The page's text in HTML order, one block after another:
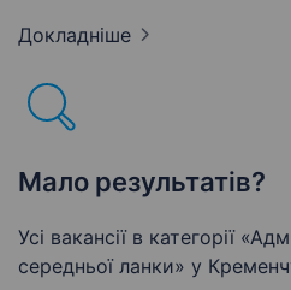
Докладніше
Мало результатів?
Усі вакансії в категорії
середньої ланки» у